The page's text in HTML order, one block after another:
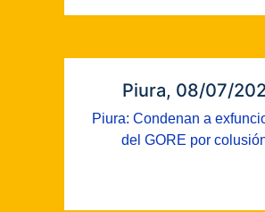
Piura, 08/07/
Piura: Condenan a
del GORE por